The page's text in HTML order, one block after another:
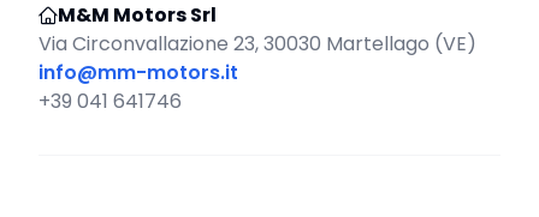
M&M Motors Srl
Via Circonvallazione 23, 30030 Martellago (VE)
info@mm-motors.it
+39 041 641746